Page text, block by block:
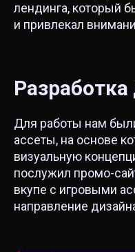
лендинга, который
и привлекал
Для работы нам
ассеты, на основе
визуальную
послужил промо-
вкупе с игровыми
направление